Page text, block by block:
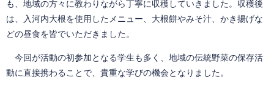
も、地域の方々に教わりながら丁寧に収穫していきました。収穫後
は、入河内大根を使用したメニュー、大根餅やみそ汁、かき揚げな
どの昼食を皆でいただきました。
今回が活動の初参加となる学生も多く、地域の伝統野菜の保存活
動に直接携わることで、貴重な学びの機会となりました。